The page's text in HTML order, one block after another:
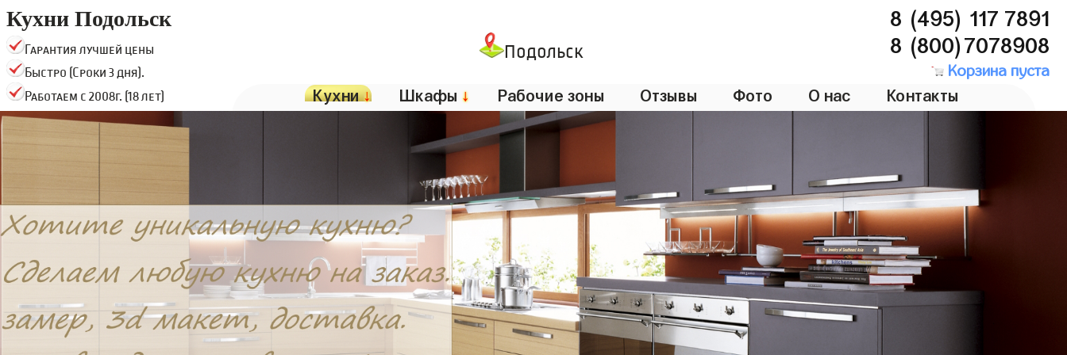
Кухни Подольск
Гарантия лучшей цены
Быстро (Сроки 3 дня).
Работаем с 2008г. (18 лет)
Подольск
8 (495) 117 7891
8 (800)7078908
Корзина пуста
Кухни↓ Шкафы ↓ Рабочие зоны Отзывы Фото О нас Контакты